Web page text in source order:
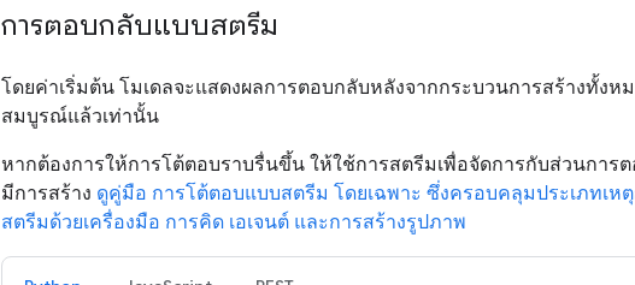
การตอบกลับแบบสตรีม
โดยค่าเริ่มต้น โมเดลจะแสดงผลการตอบกลับหลังจากกระบวนการสร้างทั้งหม
สมบูรณ์แล้วเท่านั้น
หากต้องการให้การโต้ตอบราบรื่นขึ้น ให้ใช้การสตรีมเพื่อจัดการกับส่วนการ
มีการสร้าง ดูคู่มือ การโต้ตอบแบบสตรีม โดยเฉพาะ ซึ่งครอบคลุมประเภทเห
สตรีมด้วยเครื่องมือ การคิด เอเจนต์ และการสร้างรูปภาพ